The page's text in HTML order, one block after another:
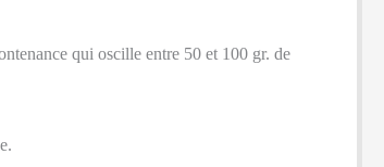
qui oscille entre 50 et 100 gr. de